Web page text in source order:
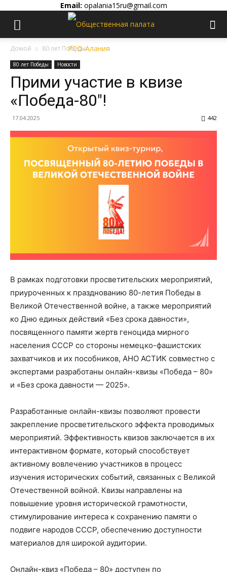
Email: opalania15ru@gmail.com
Домой 80 лет Победы
80 лет Победы Новости
Прими участие в квизе
«Победа-80″!
17.04.2025 442
В рамках подготовки просветительских мероприятий,
приуроченных к празднованию 80-летия Победы в
Великой Отечественной войне, а также мероприятий
ко Дню единых действий «Без срока давности»,
посвященного памяти жертв геноцида мирного
населения СССР со стороны немецко-фашистских
захватчиков и их пособников, АНО АСТИК совместно с
экспертами разработаны онлайн-квизы «Победа – 80»
и «Без срока давности — 2025».
Разработанные онлайн-квизы позволяют провести
закрепление просветительского эффекта проводимых
мероприятий. Эффективность квизов заключается в их
интерактивном формате, который способствует
активному вовлечению участников в процесс
изучения исторических событий, связанных с Великой
Отечественной войной. Квизы направлены на
повышение уровня исторической грамотности,
стимулирование интереса к сохранению памяти о
подвиге народов СССР, обеспечению доступности
материалов для широкой аудитории.
Онлайн-квиз «Победа – 80» доступен по